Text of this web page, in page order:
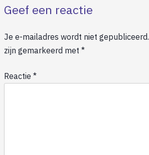
Geef een reactie
Je e-mailadres wordt niet gepubliceerd.
zijn gemarkeerd met *
Reactie *